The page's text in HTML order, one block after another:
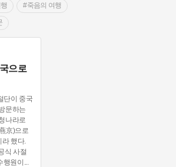
#죽음의 여행
으로
단이 중국
문하는
나라로
京)으로
라 했다.
식 사절
행원이 ...